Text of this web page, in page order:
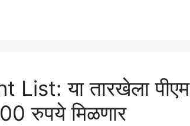
या तारखेला पीएम
रुपये मिळणार